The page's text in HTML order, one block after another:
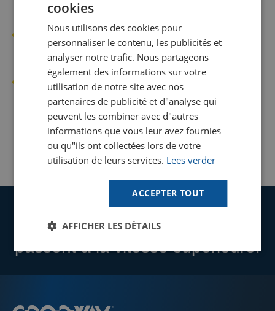
la livraison et d’informer immédiatement Goodway
Les produits doivent être manipulés et stockés
conformément aux instructions du fabricant pour rester
éligibles au retour.
Les réclamations concernant des produits défectueux
ou incorrects doivent être signalées rapidement pour
permettre l’inspection et le remplacement ou la
réparation selon le cas.
Vos processus de nettoyage et
d'entretien
passent à la vitesse supérieure!
Trouvez votre solution
Utilisez notre outil en ligne pour vérifier si les
équipements Goodway conviennent à votre
Prenez rendez-vous en ligne avec l'un de nos
matière de nettoyage et recevoir des conseils.
GOODWAY BENELUX - EN
GOODWAY BENELUX - DE
FRENCH
SPANISH
cookies
Nous utilisons des cookies pour
personnaliser le contenu, les publicités et
analyser notre trafic. Nous partageons
également des informations sur votre
utilisation de notre site avec nos
partenaires de publicité et d"analyse qui
peuvent les combiner avec d"autres
informations que vous leur avez fournies
ou qu"ils ont collectées lors de votre
utilisation de leurs services. Lees verder
ACCEPTER TOUT
AFFICHER LES DÉTAILS